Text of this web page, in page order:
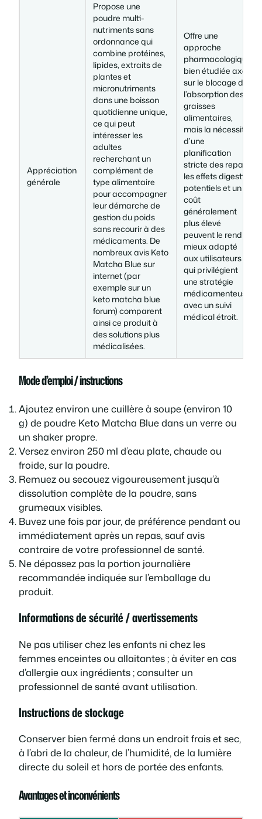
Appréciation
générale
Propose une
poudre multi-
nutriments sans
ordonnance qui
combine protéines,
lipides, extraits de
plantes et
micronutriments
dans une boisson
quotidienne unique,
ce qui peut
intéresser les
adultes
recherchant un
complément de
type alimentaire
pour accompagner
leur démarche de
gestion du poids
sans recourir à des
médicaments. De
nombreux avis Keto
Matcha Blue sur
internet (par
exemple sur un
keto matcha blue
forum) comparent
ainsi ce produit à
des solutions plus
médicalisées.
Offre une
approche
pharmacologique
bien étudiée axée
sur le blocage de
l’absorption des
graisses
alimentaires,
mais la nécessité
d’une
planification
stricte des repas,
les effets digestifs
potentiels et un
coût
généralement
plus élevé
peuvent le rendre
mieux adapté
aux utilisateurs
qui privilégient
une stratégie
médicamenteuse
avec un suivi
médical étroit.
Mode d’emploi / instructions
Ajoutez environ une cuillère à soupe (environ 10
g) de poudre Keto Matcha Blue dans un verre ou
un shaker propre.
Versez environ 250 ml d’eau plate, chaude ou
froide, sur la poudre.
Remuez ou secouez vigoureusement jusqu’à
dissolution complète de la poudre, sans
grumeaux visibles.
Buvez une fois par jour, de préférence pendant ou
immédiatement après un repas, sauf avis
contraire de votre professionnel de santé.
Ne dépassez pas la portion journalière
recommandée indiquée sur l’emballage du
produit.
Informations de sécurité / avertissements
Ne pas utiliser chez les enfants ni chez les
femmes enceintes ou allaitantes ; à éviter en cas
d’allergie aux ingrédients ; consulter un
professionnel de santé avant utilisation.
Instructions de stockage
Conserver bien fermé dans un endroit frais et sec,
à l’abri de la chaleur, de l’humidité, de la lumière
directe du soleil et hors de portée des enfants.
Avantages et inconvénients